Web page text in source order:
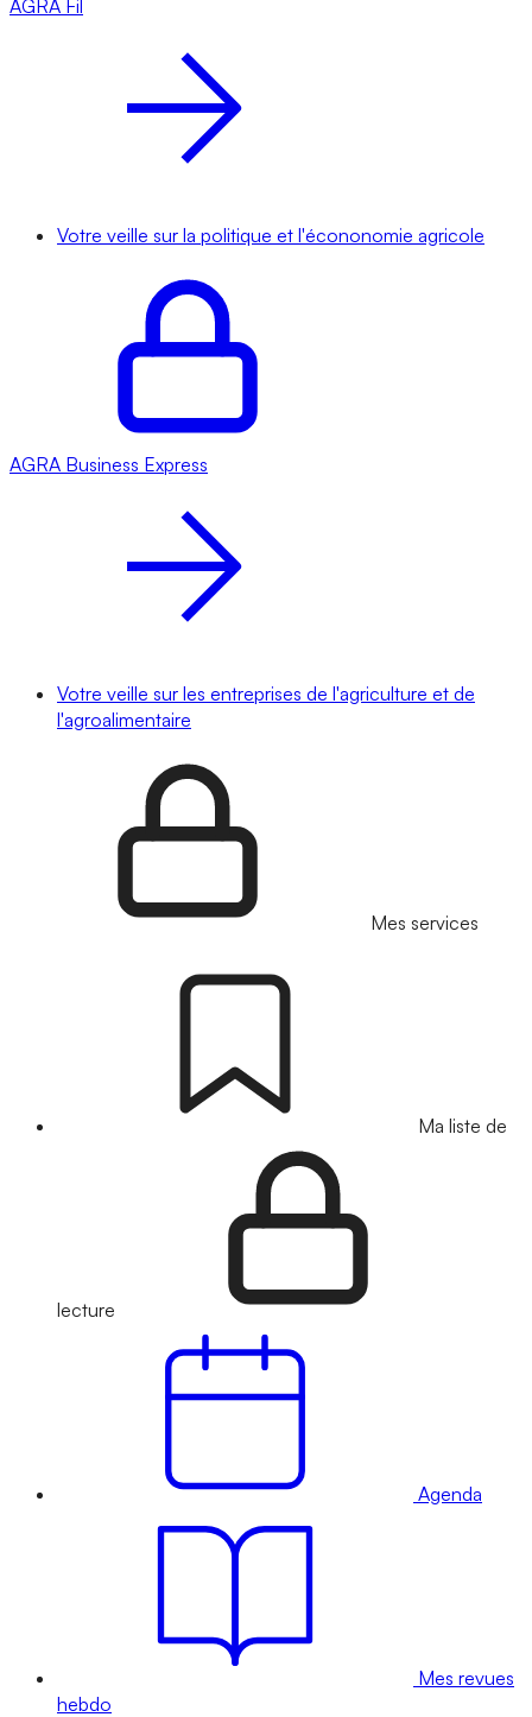
AGRA Fil
Votre veille sur la politique et l'écononomie agricole
AGRA Business Express
Votre veille sur les entreprises de l'agriculture et de
l'agroalimentaire
Mes services
Ma liste de
lecture
Agenda
Mes revues
hebdo